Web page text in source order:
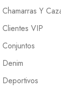
Chamarras Y
Clientes VIP
Conjuntos
Denim
Deportivos